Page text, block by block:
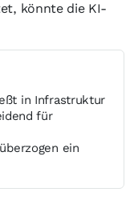
könnte die KI-
in Infrastruktur
für
ein